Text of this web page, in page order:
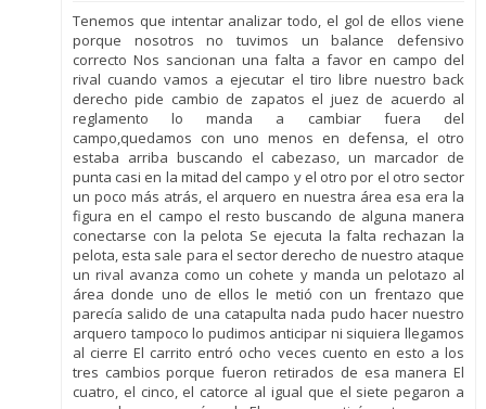
Tenemos que intentar analizar todo, el gol de ellos viene
porque nosotros no tuvimos un balance defensivo
correcto Nos sancionan una falta a favor en campo del
rival cuando vamos a ejecutar el tiro libre nuestro back
derecho pide cambio de zapatos el juez de acuerdo al
reglamento lo manda a cambiar fuera del
campo,quedamos con uno menos en defensa, el otro
estaba arriba buscando el cabezaso, un marcador de
punta casi en la mitad del campo y el otro por el otro sector
un poco más atrás, el arquero en nuestra área esa era la
figura en el campo el resto buscando de alguna manera
conectarse con la pelota Se ejecuta la falta rechazan la
pelota, esta sale para el sector derecho de nuestro ataque
un rival avanza como un cohete y manda un pelotazo al
área donde uno de ellos le metió con un frentazo que
parecía salido de una catapulta nada pudo hacer nuestro
arquero tampoco lo pudimos anticipar ni siquiera llegamos
al cierre El carrito entró ocho veces cuento en esto a los
tres cambios porque fueron retirados de esa manera El
cuatro, el cinco, el catorce al igual que el siete pegaron a